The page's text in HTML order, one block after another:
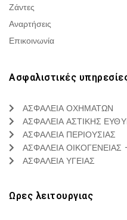
Ζάντες
Αναρτήσεις
Επικοινωνία
Ασφαλιστικές
ΑΣΦΑΛΕΙΑ ΟΧΗΜΑΤΩΝ
ΑΣΦΑΛΕΙΑ ΑΣΤΙΚΗΣ
ΑΣΦΑΛΕΙΑ ΠΕΡΙΟΥΣΙΑΣ
ΑΣΦΑΛΕΙΑ ΟΙΚΟΓΕΝΕΙΑΣ
ΑΣΦΑΛΕΙΑ ΥΓΕΙΑΣ
Ωρες λειτουργιας